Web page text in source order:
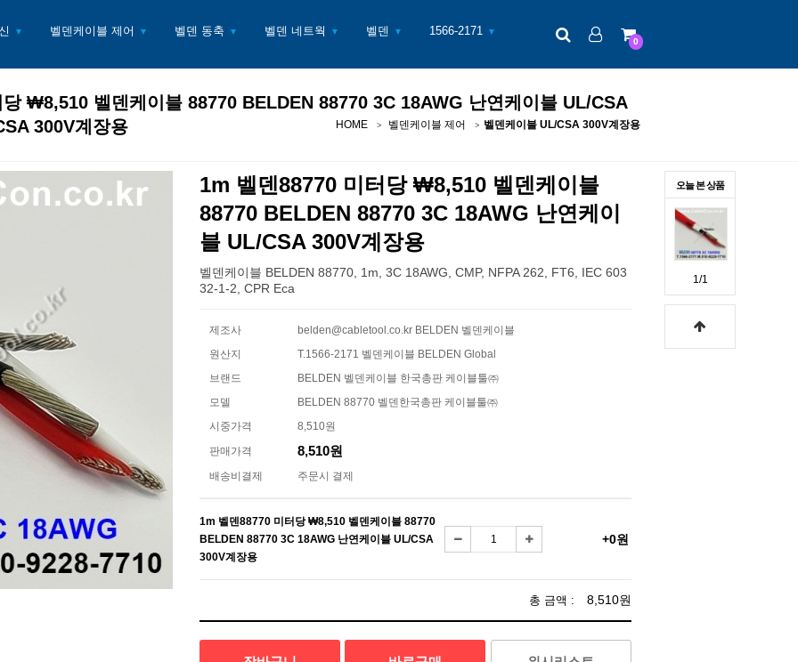
▼ 벨덴케이블 제어 ▼ 벨덴 동축 ▼ 벨덴 네트웍 ▼ 벨덴 ▼ 1566-2171 ▼ 검색 로그인 장바구니
0
₩8,510 벨덴케이블 88770 BELDEN 88770 3C 18AWG 난연케이블 UL/CSA
300V계장용
오늘 본 상품
1/1
HOME 벨덴케이블 제어 벨덴케이블 UL/CSA 300V계장용
1m 벨덴88770 미터당 ₩8,510 벨덴케이블
88770 BELDEN 88770 3C 18AWG 난연케이
블 UL/CSA 300V계장용
벨덴케이블 BELDEN 88770, 1m, 3C 18AWG, CMP, NFPA 262, FT6, IEC 603
32-1-2, CPR Eca
제조사
belden@cabletool.co.kr BELDEN 벨덴케이블
원산지
T.1566-2171 벨덴케이블 BELDEN Global
브랜드
BELDEN 벨덴케이블 한국총판 케이블툴㈜
모델
BELDEN 88770 벨덴한국총판 케이블툴㈜
시중가격
8,510원
판매가격
8,510원
배송비결제 주문시 결제
1m 벨덴88770 미터당 ₩8,510 벨덴케이블 88770
BELDEN 88770 3C 18AWG 난연케이블 UL/CSA
300V계장용
+0원
총 금액 : 8,510원